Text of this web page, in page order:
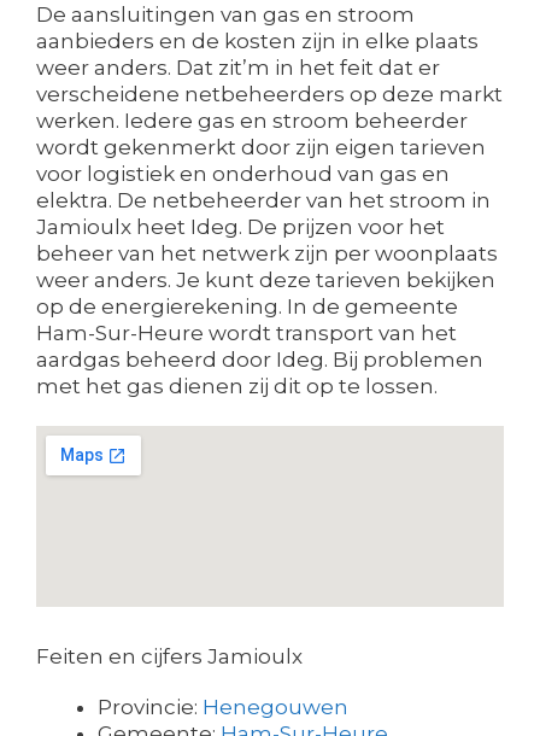
De aansluitingen van gas en stroom
aanbieders en de kosten zijn in elke plaats
weer anders. Dat zit’m in het feit dat er
verscheidene netbeheerders op deze markt
werken. Iedere gas en stroom beheerder
wordt gekenmerkt door zijn eigen tarieven
voor logistiek en onderhoud van gas en
elektra. De netbeheerder van het stroom in
Jamioulx heet Ideg. De prijzen voor het
beheer van het netwerk zijn per woonplaats
weer anders. Je kunt deze tarieven bekijken
op de energierekening. In de gemeente
Ham-Sur-Heure wordt transport van het
aardgas beheerd door Ideg. Bij problemen
met het gas dienen zij dit op te lossen.
Feiten en cijfers Jamioulx
Provincie: Henegouwen